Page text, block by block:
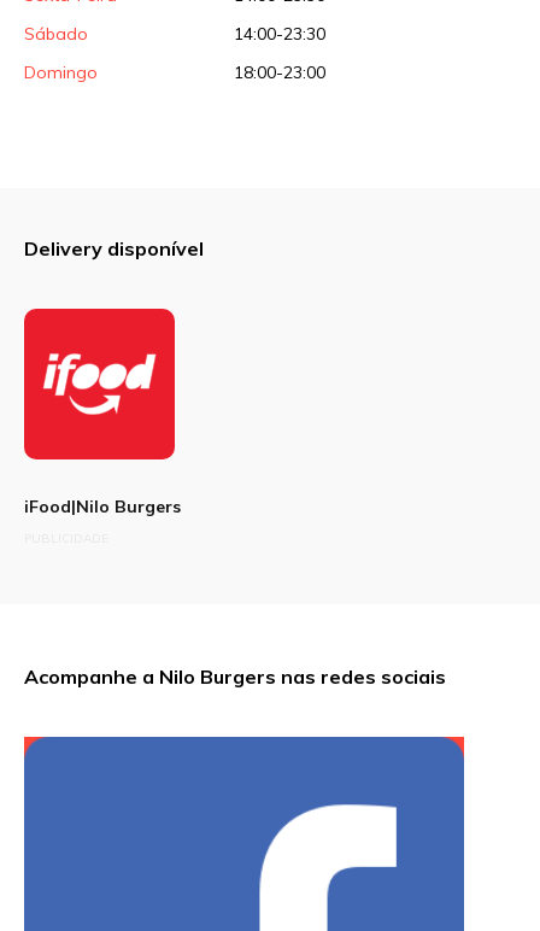
Sábado
14:00-23:30
Domingo
18:00-23:00
Delivery disponível
iFood|Nilo Burgers
Acompanhe a Nilo Burgers nas redes sociais